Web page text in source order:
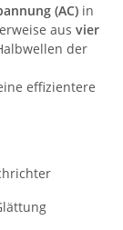
(AC) in
aus vier
der
effizientere